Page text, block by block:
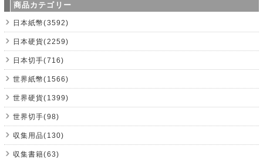
商品カテゴリー
日本紙幣(3592)
日本硬貨(2259)
日本切手(716)
世界紙幣(1566)
世界硬貨(1399)
世界切手(98)
収集用品(130)
収集書籍(63)